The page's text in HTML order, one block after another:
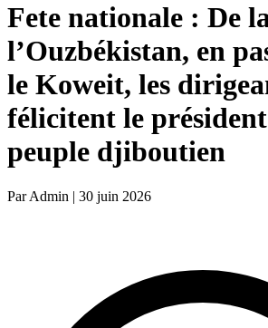
Fete nationale : De
l’Ouzbékistan, en
le Koweit, les
félicitent le
peuple djiboutien
Par Admin | 30 juin 2026